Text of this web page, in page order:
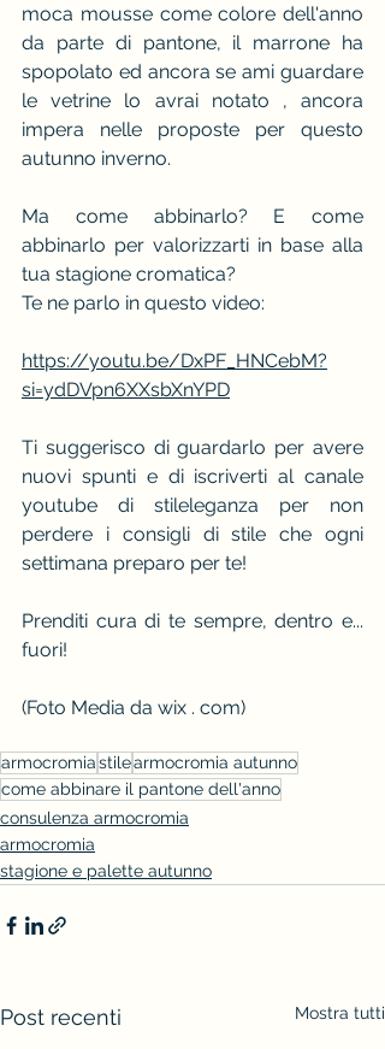
moca mousse come colore dell'anno
da parte di pantone, il marrone ha
spopolato ed ancora se ami guardare
le vetrine lo avrai notato , ancora
impera nelle proposte per questo
autunno inverno.
Ma come abbinarlo? E come
abbinarlo per valorizzarti in base alla
tua stagione cromatica?
Te ne parlo in questo video:
https://youtu.be/DxPF_HNCebM?
si=ydDVpn6XXsbXnYPD
Ti suggerisco di guardarlo per avere
nuovi spunti e di iscriverti al canale
youtube di stileleganza per non
perdere i consigli di stile che ogni
settimana preparo per te!
Prenditi cura di te sempre, dentro e...
fuori!
(Foto Media da wix . com)
armocromiastilearmocromia autunno
come abbinare il pantone dell'anno
consulenza armocromia
armocromia
stagione e palette autunno
Post recenti Mostra tutti